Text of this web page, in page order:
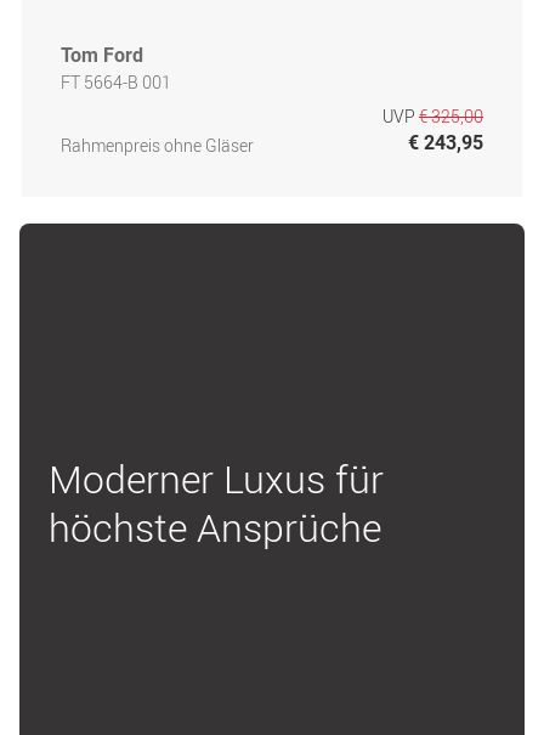
Tom Ford
FT 5664-B 001
Rahmenpreis ohne Gläser
UVP € 325,00
€ 243,95
Moderner Luxus für
höchste Ansprüche